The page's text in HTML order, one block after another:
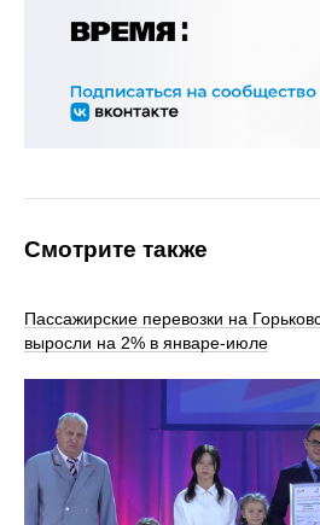
Смотрите также
Пассажирские перевозки на
выросли на 2% в январе-июле